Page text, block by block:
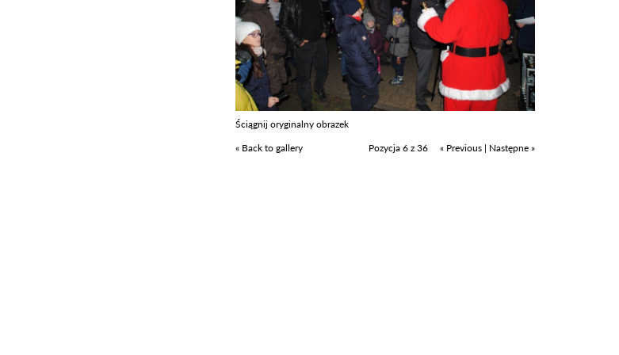
Ściągnij oryginalny obrazek
« Back to gallery
Pozycja 6 z 36 « Previous | Następne »